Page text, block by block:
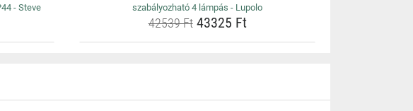
- Steve
szabályozható 4 lámpás - Lupolo
42539 Ft43325 Ft